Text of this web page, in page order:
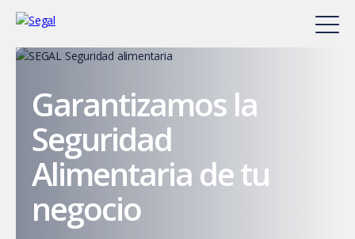
Garantizamos la
Seguridad
Alimentaria de tu
negocio